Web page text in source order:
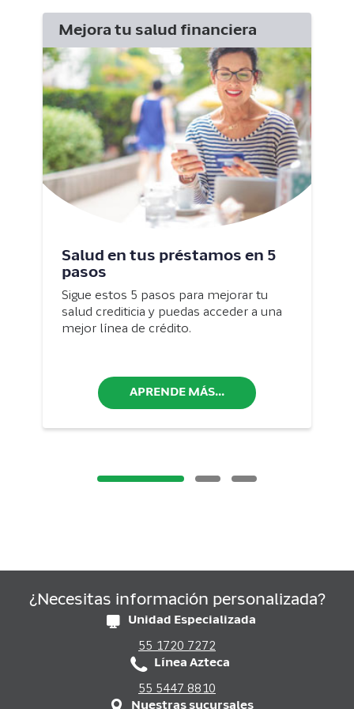
Mejora tu salud financiera
Salud en tus préstamos en 5
pasos
Sigue estos 5 pasos para mejorar tu
salud crediticia y puedas acceder a una
mejor línea de crédito.
APRENDE MÁS...
¿Necesitas información personalizada?
Unidad Especializada
55 1720 7272
Línea Azteca
55 5447 8810
Nuestras sucursales